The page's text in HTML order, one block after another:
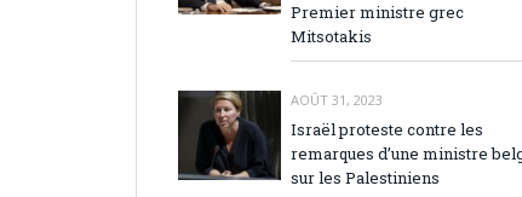
Premier ministre grec
Mitsotakis
AOÛT 31, 2023
Israël proteste contre les
remarques d’une ministre
sur les Palestiniens